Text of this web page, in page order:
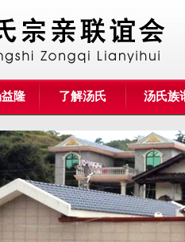
隆 了解汤氏 汤氏族